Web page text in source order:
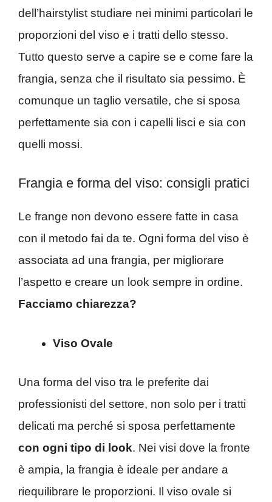
dell’hairstylist studiare nei minimi particolari le
proporzioni del viso e i tratti dello stesso.
Tutto questo serve a capire se e come fare la
frangia, senza che il risultato sia pessimo. È
comunque un taglio versatile, che si sposa
perfettamente sia con i capelli lisci e sia con
quelli mossi.
Frangia e forma del viso: consigli pratici
Le frange non devono essere fatte in casa
con il metodo fai da te. Ogni forma del viso è
associata ad una frangia, per migliorare
l’aspetto e creare un look sempre in ordine.
Facciamo chiarezza?
Viso Ovale
Una forma del viso tra le preferite dai
professionisti del settore, non solo per i tratti
delicati ma perché si sposa perfettamente
con ogni tipo di look. Nei visi dove la fronte
è ampia, la frangia è ideale per andare a
riequilibrare le proporzioni. Il viso ovale si